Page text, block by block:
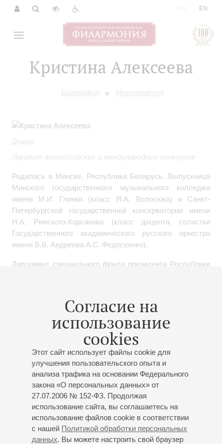
EN
Кристина Алексеева
Биография Мероприятия
Согласие на
использование
cookies
Этот сайт использует файлы cookie для
улучшения пользовательского опыта и
анализа трафика на основании Федерального
закона «О персональных данных» от
27.07.2006 № 152-ФЗ. Продолжая
использование сайта, вы соглашаетесь на
использование файлов cookie в соответствии
с нашей Политикой обработки персональных
данных. Вы можете настроить свой браузер
Домра
Лауреат всероссийских и международных конкурсов
Родилась в Минске, Республика Беларусь. Выпускница
Минского государственного музыкального колледжа
имени М.И. Глинки (класс Я.А. Волосюка) и Санкт-
Петербургской государственной консерватории имени
Н.А. Римского-Корсакова (класс доцента, солистки
Государственного академического русского оркестра
имени В.В. Андреева А.С. Федосеенко).
Дипломант специального фонда президента Республики
деятельность, выступая на различных
площадках Беларуси и России.
С 2022 года является педагогом по классу домры
ансамбля в Детской музыкальной школе искусств
города Кингисеппа(Ленинградская область). За время
работы проявила себя инициативным и
педагогом. В этом же году стала концертмейстером и
солисткой Заслуженного коллектива народного
творчества, оркестра русских народных инструментов
«Россияне», художественным руководители и дирижером